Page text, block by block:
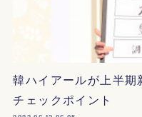
韓ハイアールが上半
チェックポイント